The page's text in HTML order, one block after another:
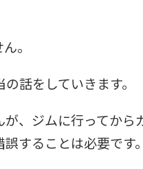
。
話をしていきます。
、ジムに行ってから
することは必要です。